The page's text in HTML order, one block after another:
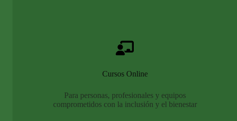
Cursos Online
Para personas, profesionales y equipos
comprometidos con la inclusión y el bienestar